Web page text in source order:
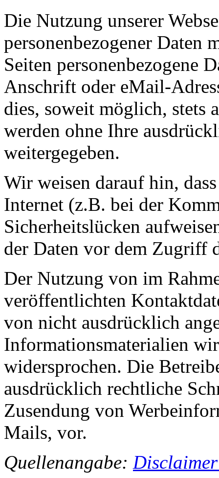
Die Nutzung unserer
personenbezogener Daten
Seiten personenbezogene
Anschrift oder eMail-
dies, soweit möglich, stets
werden ohne Ihre
weitergegeben.
Wir weisen darauf hin,
Internet (z.B. bei der
Sicherheitslücken
der Daten vor dem Zugriff
Der Nutzung von im
veröffentlichten
von nicht ausdrücklich
Informationsmaterialien
widersprochen. Die
ausdrücklich rechtliche
Zusendung von
Mails, vor.
Quellenangabe: